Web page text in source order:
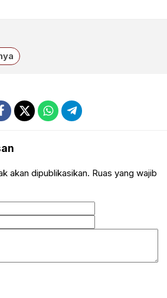
akan dipublikasikan. Ruas yang wajib